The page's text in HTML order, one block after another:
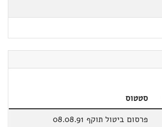
סטטוס
פרסום ביטול תוקף 08.08.91